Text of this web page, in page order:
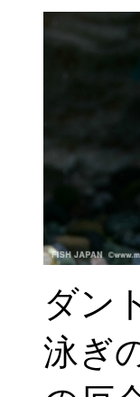
ダン
泳ぎ